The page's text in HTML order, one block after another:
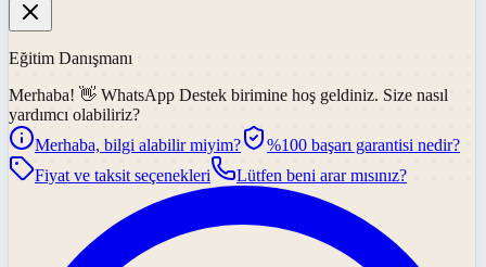
Eğitim Danışmanı
Merhaba! 👋 WhatsApp Destek birimine hoş geldiniz. Size nasıl
yardımcı olabiliriz?
Merhaba, bilgi alabilir miyim?
%100 başarı garantisi nedir?
Fiyat ve taksit seçenekleri
Lütfen beni arar mısınız?